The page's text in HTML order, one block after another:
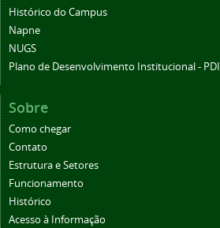
Histórico do Campus
Napne
NUGS
Plano de Desenvolvimento Institucional - PDI
Sobre
Como chegar
Contato
Estrutura e Setores
Funcionamento
Histórico
Acesso à Informação